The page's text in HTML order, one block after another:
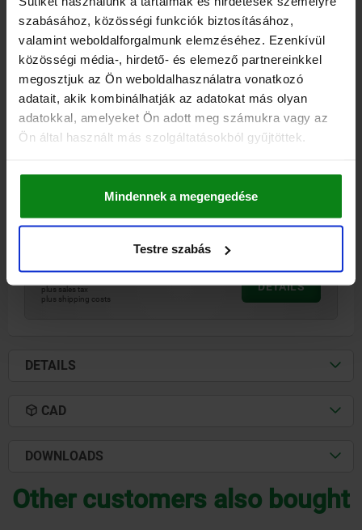
szabásához, közösségi funkciók biztosításához,
valamint weboldalforgalmunk elemzéséhez. Ezenkívül
közösségi média-, hirdető- és elemező partnereinkkel
megosztjuk az Ön weboldalhasználatra vonatkozó
adatait, akik kombinálhatják az adatokat más olyan
adatokkal, amelyeket Ön adott meg számukra vagy az
Ön által használt más szolgáltatásokból gyűjtöttek.
Mindennek a megengedése
Testre szabás
01150 C
€998.21
plus sales tax
plus shipping costs
DETAILS
DETAILS
CAD
DOWNLOADS
Other customers also bought